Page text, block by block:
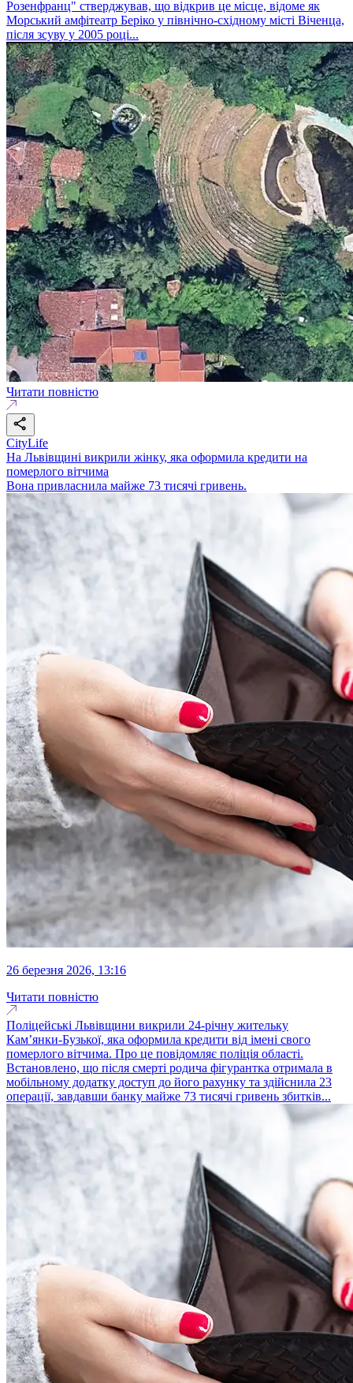
Розенфранц" стверджував, що відкрив це місце, відоме як
Морський амфітеатр Беріко у північно-східному місті Віченца,
після зсуву у 2005 році...
Читати повністю
CityLife
На Львівщині викрили жінку, яка оформила кредити на
померлого вітчима
Вона привласнила майже 73 тисячі гривень.
26 березня 2026, 13:16
Читати повністю
Поліцейські Львівщини викрили 24-річну жительку
Кам’янки-Бузької, яка оформила кредити від імені свого
померлого вітчима. Про це повідомляє поліція області.
Встановлено, що після смерті родича фігурантка отримала в
мобільному додатку доступ до його рахунку та здійснила 23
операції, завдавши банку майже 73 тисячі гривень збитків...